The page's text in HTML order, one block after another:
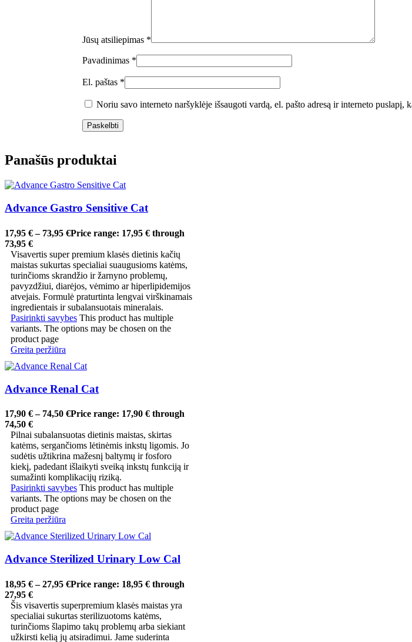
Jūsų atsiliepimas *
Pavadinimas *
El. paštas *
Noriu savo interneto naršyklėje išsaugoti vardą, el. pašto adresą ir interneto
Panašūs produktai
Advance Gastro Sensitive Cat
17,95 € – 73,95 €Price range: 17,95 € through
73,95 €
Visavertis super premium klasės dietinis kačių
maistas sukurtas specialiai suaugusioms katėms,
turinčioms skrandžio ir žarnyno problemų,
pavyzdžiui, diarėjos, vėmimo ar hiperlipidemijos
atvejais. Formulė praturtinta lengvai virškinamais
ingredientais ir subalansuotais mineralais.
Pasirinkti savybes This product has multiple
variants. The options may be chosen on the
product page
Greita peržiūra
Advance Renal Cat
17,90 € – 74,50 €Price range: 17,90 € through
74,50 €
Pilnai subalansuotas dietinis maistas, skirtas
katėms, sergančioms lėtinėmis inkstų ligomis. Jo
sudėtis užtikrina mažesnį baltymų ir fosforo
kiekį, padedant išlaikyti sveiką inkstų funkciją ir
sumažinti komplikacijų riziką.
Pasirinkti savybes This product has multiple
variants. The options may be chosen on the
product page
Greita peržiūra
Advance Sterilized Urinary Low Cal
18,95 € – 27,95 €Price range: 18,95 € through
27,95 €
Šis visavertis superpremium klasės maistas yra
specialiai sukurtas sterilizuotoms katėms,
turinčioms šlapimo takų problemų arba siekiant
užkirsti kelią jų atsiradimui. Jame suderinta